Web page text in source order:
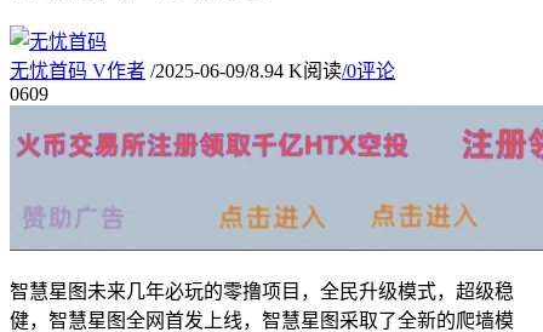
无忧首码 V作者 /2025-06-09/8.94 K阅读/0评论
0609
智慧星图未来几年必玩的零撸项目，全民升级模式，超级稳
健，智慧星图全网首发上线，智慧星图采取了全新的爬墙模